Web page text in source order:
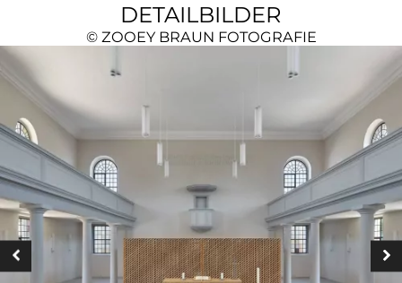
DETAILBILDER
© ZOOEY BRAUN FOTOGRAFIE